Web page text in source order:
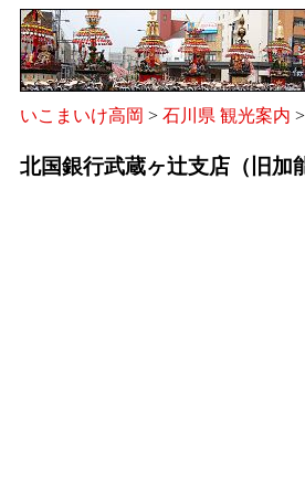
いこまいけ高岡 > 石川県 観光案内 >
北国銀行武蔵ヶ辻支店（旧加